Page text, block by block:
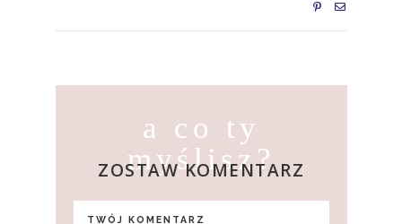
a co ty
myślisz?
ZOSTAW KOMENTARZ